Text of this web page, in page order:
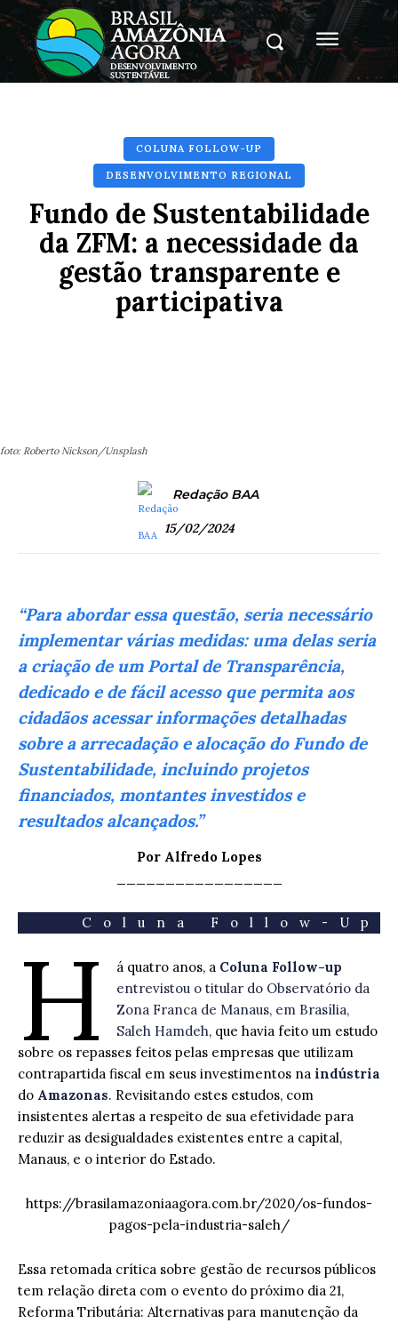
COLUNA FOLLOW-UP
DESENVOLVIMENTO REGIONAL
Fundo de Sustentabilidade
da ZFM: a necessidade da
gestão transparente e
participativa
foto: Roberto Nickson/Unsplash
Redação BAA
15/02/2024
“Para abordar essa questão, seria necessário
implementar várias medidas: uma delas seria
a criação de um Portal de Transparência,
dedicado e de fácil acesso que permita aos
cidadãos acessar informações detalhadas
sobre a arrecadação e alocação do Fundo de
Sustentabilidade, incluindo projetos
financiados, montantes investidos e
resultados alcançados.”
Por Alfredo Lopes
Coluna Follow-Up
H á quatro anos, a Coluna Follow-up
entrevistou o titular do Observatório da
Zona Franca de Manaus, em Brasília,
Saleh Hamdeh, que havia feito um estudo
sobre os repasses feitos pelas empresas que utilizam
contrapartida fiscal em seus investimentos na indústria
do Amazonas. Revisitando estes estudos, com
insistentes alertas a respeito de sua efetividade para
reduzir as desigualdades existentes entre a capital,
Manaus, e o interior do Estado.
https://brasilamazoniaagora.com.br/2020/os-fundos-
pagos-pela-industria-saleh/
Essa retomada crítica sobre gestão de recursos públicos
tem relação direta com o evento do próximo dia 21,
Reforma Tributária: Alternativas para manutenção da